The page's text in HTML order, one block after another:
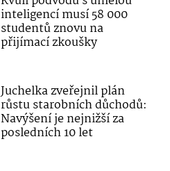
inteligencí musí 58 000
studentů znovu na
přijímací zkoušky
Juchelka zveřejnil plán
růstu starobních důchodů:
Navýšení je nejnižší za
posledních 10 let